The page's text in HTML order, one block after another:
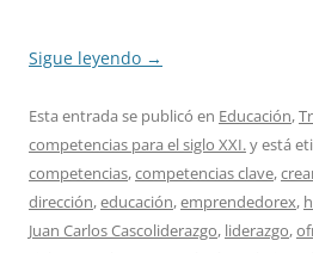
Sigue leyendo →
Esta entrada se publicó en Educación,
competencias para el siglo XXI.y está
competencias,competencias clave,
dirección,educación,emprendedorex,
Juan Carlos Cascoliderazgo, liderazgo,